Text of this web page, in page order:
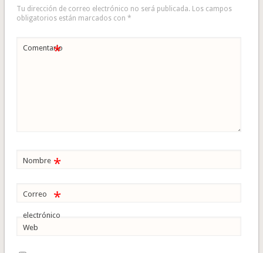
Tu dirección de correo electrónico no será publicada. Los campos
obligatorios están marcados con *
Comentario
*
Nombre *
Correo
electrónico
*
Web